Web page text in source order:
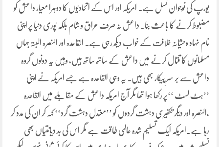
یورپ کی نوجوان نسل ہے۔ امریکہ اور اس کے اتحادیوں کا دوہرا معیار داعش کو
مضبوط کرنے کا باعث بنا۔ داعش نہ صرف عراق و شام بلکہ پوری دنیا پر اپنی
نام نہاد وحشیانہ خلافت کے خواب دیکھ رہی ہے۔ القاعدہ اور النصرہ البتہ جہاں
مسلمانوں کا قتال کرنے میں داعش کے ساتھ ساتھ ہیں، وہیں یہ دونوں گروہ
داعش سے بر سرِ پیکار بھی ہیں۔ یہ وہی القاعدہ ہے جسے امریکہ نے اپنی
’’ہٹ لسٹ ‘‘پر رکھا ہوا تھا مگر آج امریکہ داعش کے مقابلے میں القاعدہ
،النصرہ اور دیگر تکفیری دہشت گردوں کو ’’معتدل دہشت گرد‘‘ کہہ کر ان کی مدد کر
رہا ہے۔امریکہ ایک تسلیم شدہ عالمی طاقت ہے مگر اس کی بد دیانتیاں بھی